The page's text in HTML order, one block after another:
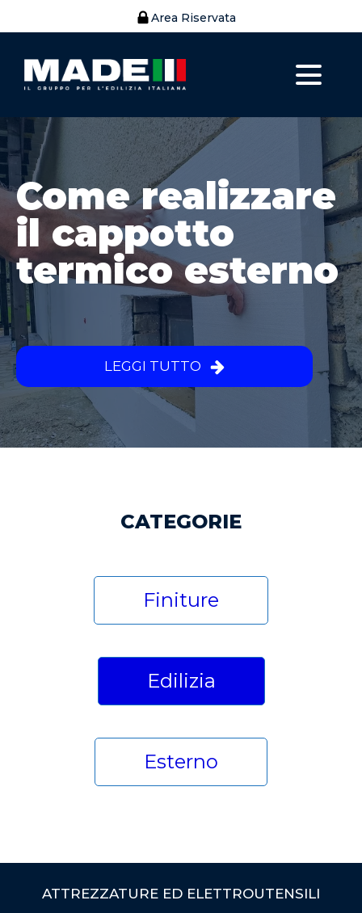
Area Riservata
Come realizzare
il cappotto
termico esterno
LEGGI TUTTO
CATEGORIE
Finiture
Edilizia
Esterno
ATTREZZATURE ED ELETTROUTENSILI